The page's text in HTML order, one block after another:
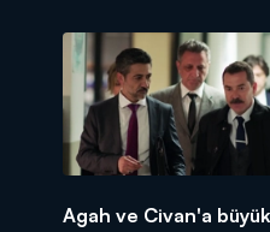
Agah ve Civan'a büyük